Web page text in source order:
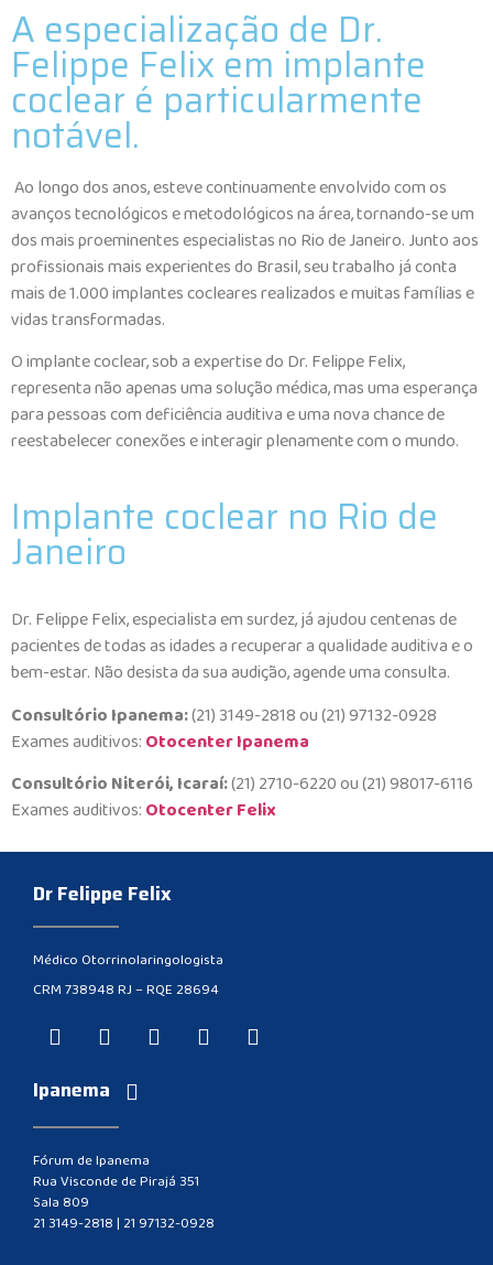
A especialização de Dr.
Felippe Felix em implante
coclear é particularmente
notável.
Ao longo dos anos, esteve continuamente envolvido com os
avanços tecnológicos e metodológicos na área, tornando-se um
dos mais proeminentes especialistas no Rio de Janeiro. Junto aos
profissionais mais experientes do Brasil, seu trabalho já conta
mais de 1.000 implantes cocleares realizados e muitas famílias e
vidas transformadas.
O implante coclear, sob a expertise do Dr. Felippe Felix,
representa não apenas uma solução médica, mas uma esperança
para pessoas com deficiência auditiva e uma nova chance de
reestabelecer conexões e interagir plenamente com o mundo.
Implante coclear no Rio de
Janeiro
Dr. Felippe Felix, especialista em surdez, já ajudou centenas de
pacientes de todas as idades a recuperar a qualidade auditiva e o
bem-estar. Não desista da sua audição, agende uma consulta.
Consultório Ipanema:(21) 3149-2818 ou (21) 97132-0928
Exames auditivos: Otocenter Ipanema
Consultório Niterói, Icaraí:(21) 2710-6220 ou (21) 98017-6116
Exames auditivos: Otocenter Felix
Dr Felippe Felix
Médico Otorrinolaringologista
CRM 738948 RJ – RQE 28694
Ipanema
Fórum de Ipanema
Rua Visconde de Pirajá 351
Sala 809
21 3149-2818|21 97132-0928